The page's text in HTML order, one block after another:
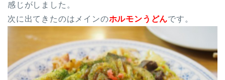
感じがしました。
次に出てきたのはメインのホルモンうどんです。